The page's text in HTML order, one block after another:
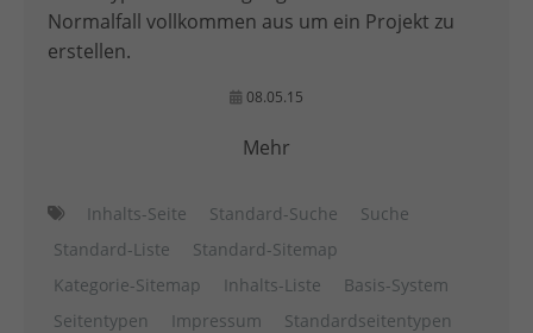
Normalfall vollkommen aus um ein Projekt zu
erstellen.
08.05.15
Mehr
Inhalts-Seite Standard-Suche
Suche
Standard-Liste
Standard-Sitemap
Kategorie-Sitemap
Inhalts-Liste
Basis-System
Seitentypen
Impressum Standardseitentypen